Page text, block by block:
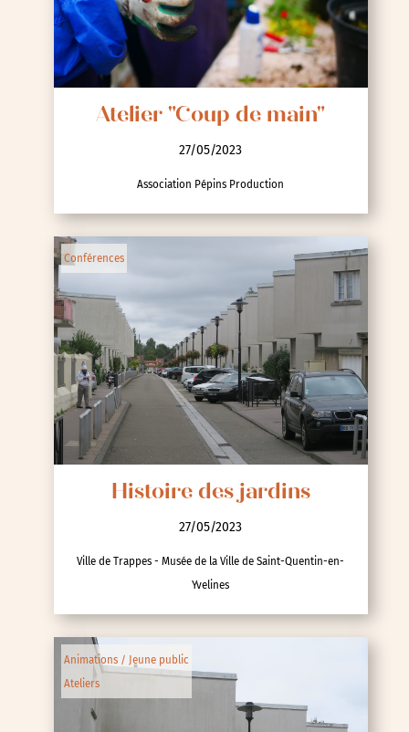
Atelier "Coup de main"
27/05/2023
Association Pépins Production
Conférences
Histoire des jardins
27/05/2023
Ville de Trappes - Musée de la Ville de Saint-Quentin-en-
Yvelines
Animations / Jeune public
Ateliers